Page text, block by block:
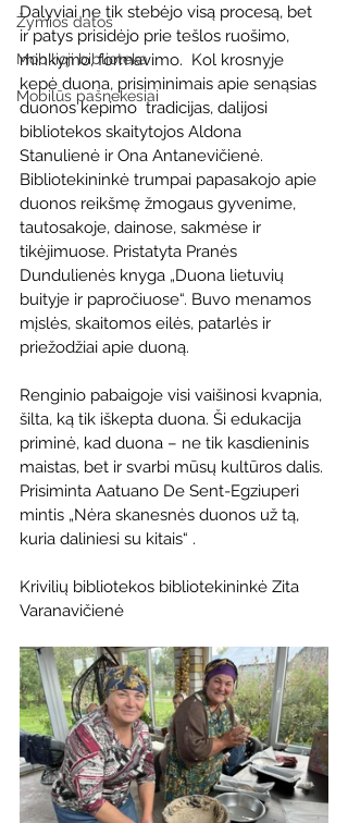
Žymios datos
Mobilioji biblioteka
Mobilūs pašnekesiai
Dalyviai ne tik stebėjo visą procesą, bet
ir patys prisidėjo prie tešlos ruošimo,
minkymo, formavimo.  Kol krosnyje
kepė duona, prisiminimais apie senąsias
duonos kepimo  tradicijas, dalijosi
bibliotekos skaitytojos Aldona
Stanulienė ir Ona Antanevičienė.
Bibliotekininkė trumpai papasakojo apie
duonos reikšmę žmogaus gyvenime,
tautosakoje, dainose, sakmėse ir
tikėjimuose. Pristatyta Pranės
Dundulienės knyga „Duona lietuvių
buityje ir papročiuose“. Buvo menamos
mįslės, skaitomos eilės, patarlės ir
priežodžiai apie duoną.
Renginio pabaigoje visi vaišinosi kvapnia,
šilta, ką tik iškepta duona. Ši edukacija
priminė, kad duona – ne tik kasdieninis
maistas, bet ir svarbi mūsų kultūros dalis.
Prisiminta Aatuano De Sent-Egziuperi
mintis „Nėra skanesnės duonos už tą,
kuria daliniesi su kitais“ .
Krivilių bibliotekos bibliotekininkė Zita
Varanavičienė